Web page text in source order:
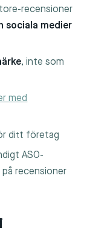
recensioner
sociala medier
, inte som
med
ditt företag
ASO-
recensioner